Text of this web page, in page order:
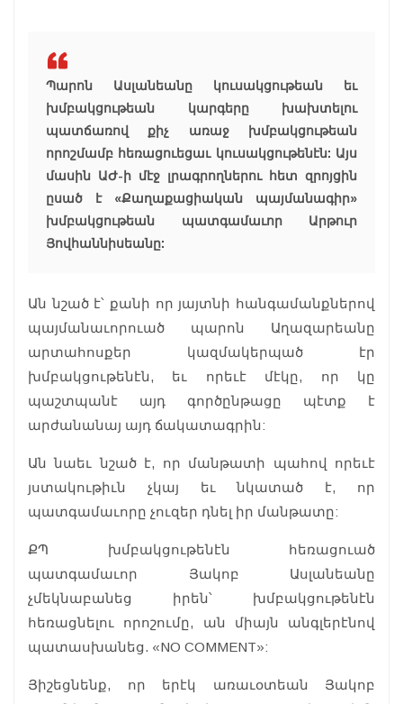
Պարոն Ասլանեանը կուսակցութեան եւ
խմբակցութեան կարգերը խախտելու
պատճառով քիչ առաջ խմբակցութեան
որոշմամբ հեռացուեցաւ կուսակցութենէն: Այս
մասին ԱԺ-ի մէջ լրագրողներու հետ զրոյցին
ըսած է «Քաղաքացիական պայմանագիր»
խմբակցութեան պատգամաւոր Արթուր
Յովհաննիսեանը:
Ան նշած է՝ քանի որ յայտնի հանգամանքներով
պայմանաւորուած պարոն Աղազարեանը
արտահոսքեր կազմակերպած էր
խմբակցութենէն, եւ որեւէ մէկը, որ կը
պաշտպանէ այդ գործընթացը պէտք է
արժանանայ այդ ճակատագրին:
Ան նաեւ նշած է, որ մանթատի պահով որեւէ
յստակութիւն չկայ եւ նկատած է, որ
պատգամաւորը չուզեր դնել իր մանթատը:
ՔՊ խմբակցութենէն հեռացուած
պատգամաւոր Յակոբ Ասլանեանը
չմեկնաբանեց իրեն՝ խմբակցութենէն
հեռացնելու որոշումը, ան միայն անգլերէնով
պատասխանեց. «NO COMMENT»:
Յիշեցնենք, որ երէկ առաւօտեան Յակոբ